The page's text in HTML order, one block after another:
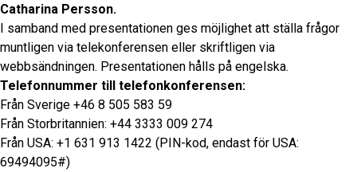
Catharina Persson.
I samband med presentationen ges möjlighet att ställa frågor
muntligen via telekonferensen eller skriftligen via
webbsändningen. Presentationen hålls på engelska.
Telefonnummer till telefonkonferensen:
Från Sverige +46 8 505 583 59
Från Storbritannien: +44 3333 009 274
Från USA: +1 631 913 1422 (PIN-kod, endast för USA:
69494095#)